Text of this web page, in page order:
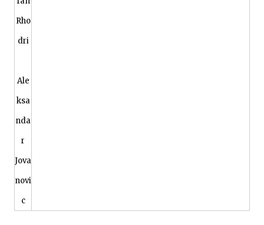
Rho
dri
Ale
ksa
nda
r
Jova
novi
c